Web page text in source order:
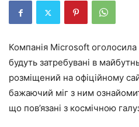
Компанія Microsoft оголосила
будуть затребувані в
розміщений на офіційному
бажаючий міг з ним
що пов’язані з космічною